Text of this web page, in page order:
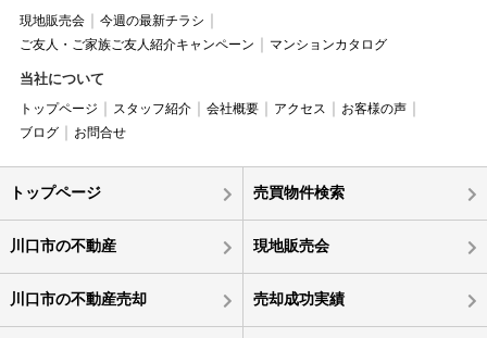
現地販売会
今週の最新チラシ
ご友人・ご家族ご友人紹介キャンペーン
マンションカタログ
当社について
トップページ スタッフ紹介 会社概要 アクセス
お客様の声
ブログ
お問合せ
トップページ 売買物件検索
川口市の不動産 現地販売会
川口市の不動産売却 売却成功実績